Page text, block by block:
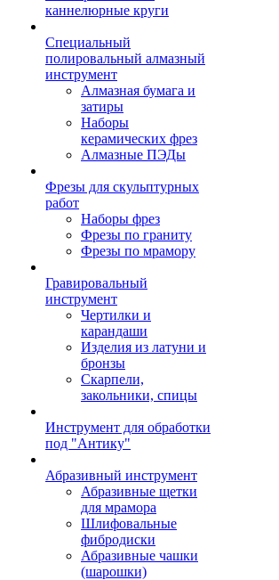
каннелюрные круги
Специальный
полировальный алмазный
инструмент
Алмазная бумага и
затиры
Наборы
керамических фрез
Алмазные ПЭДы
Фрезы для скульптурных
работ
Наборы фрез
Фрезы по граниту
Фрезы по мрамору
Гравировальный
инструмент
Чертилки и
карандаши
Изделия из латуни и
бронзы
Скарпели,
закольники, спицы
Инструмент для обработки
под "Антику"
Абразивный инструмент
Абразивные щетки
для мрамора
Шлифовальные
фибродиски
Абразивные чашки
(шарошки)